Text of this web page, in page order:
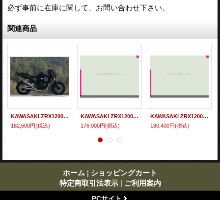
必ず事前に在庫に関して、お問い合わせ下さい。
関連商品
KAWASAKI ZRX1200DAEG TRエキゾーストシステム 月光メガホン
182,600円(税込)
KAWASAKI ZRX1200DAEG TRエキゾーストシステム ステンレスサイレンサー Φ100X400
176,000円(税込)
KAWASAKI ZRX1200DAEG TRエキゾーストシステム チタンサイレンサー Φ100X500
180,400円(税込)
ホーム | ショッピングカート
特定商取引法表示 | ご利用案内